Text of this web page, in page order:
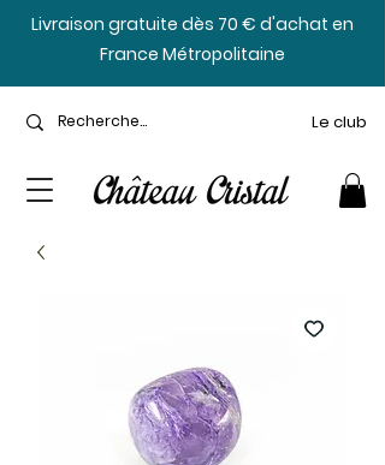
​Livraison gratuite dès 70 € d'achat en
France Métropolitaine
Le club